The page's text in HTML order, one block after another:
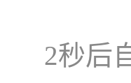
2秒后